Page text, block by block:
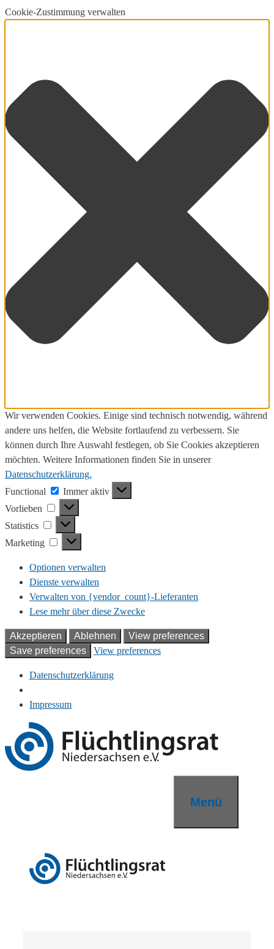
Cookie-Zustimmung verwalten
Wir verwenden Cookies. Einige sind technisch notwendig, während
andere uns helfen, die Website fortlaufend zu verbessern. Sie
können durch Ihre Auswahl festlegen, ob Sie Cookies akzeptieren
möchten. Weitere Informationen finden Sie in unserer
Datenschutzerklärung.
Functional
Functional
Immer aktiv
Vorlieben
Vorlieben
Statistics
Statistics
Marketing
Marketing
Optionen verwalten
Dienste verwalten
Verwalten von {vendor_count}-Lieferanten
Lese mehr über diese Zwecke
Akzeptieren Ablehnen
View preferences
Save preferences
View preferences
Datenschutzerklärung
Impressum
Inhalt
springen
Menü